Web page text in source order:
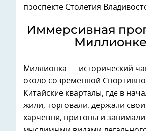
проспекте Столетия
Иммерсивная
Миллионке
Миллионка — исторический
около современной
Китайские кварталы, где в
жили, торговали, держали
харчевни, притоны и